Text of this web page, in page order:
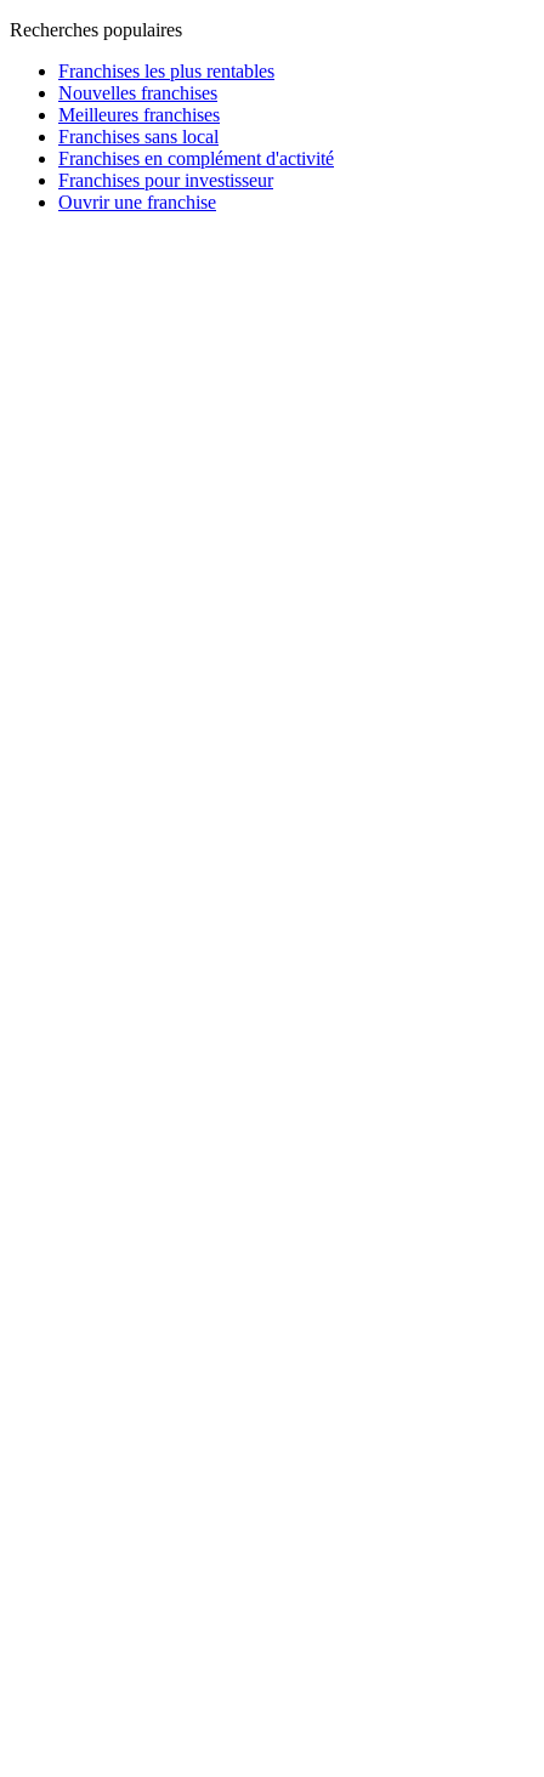
Recherches populaires
Franchises les plus rentables
Nouvelles franchises
Meilleures franchises
Franchises sans local
Franchises en complément d'activité
Franchises pour investisseur
Ouvrir une franchise